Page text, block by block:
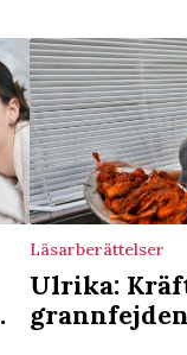
Läsarberättelser
Ulrika: